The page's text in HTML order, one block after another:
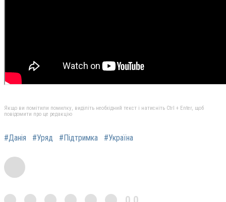
Якщо ви помітили помилку, виділіть необхідний текст і натисніть Ctrl + Enter, щоб
повідомити про це редакцію
#Данія #Уряд #Підтримка #Україна